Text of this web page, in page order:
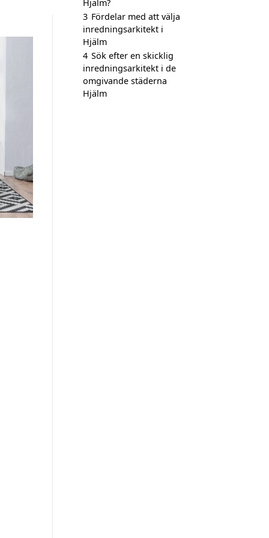
Hjälm?
3 Fördelar med att välja
inredningsarkitekt i
Hjälm
4 Sök efter en skicklig
inredningsarkitekt i de
omgivande städerna
Hjälm